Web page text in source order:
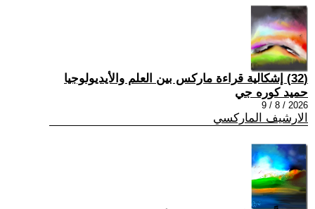
(32) إشكالية قراءة ماركس بين العلم والأيديولوجيا
حميد كوره جي
2026 / 8 / 9
الارشيف الماركسي